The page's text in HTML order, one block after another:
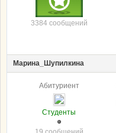
3384 сообщений
Марина_Шупилкина
Абитуриент
Студенты